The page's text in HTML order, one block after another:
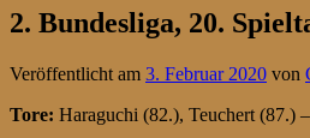
2. Bundesliga, 20.
Veröffentlicht am 3. Februar 2020 von
Tore: Haraguchi (82.), Teuchert (87.)